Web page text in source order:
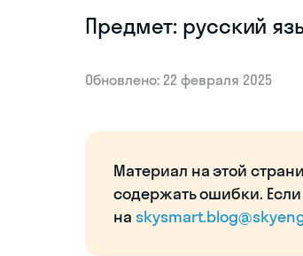
Предмет: русский
Обновлено: 22 февраля 2025
Материал на этой
содержать ошибки.
на